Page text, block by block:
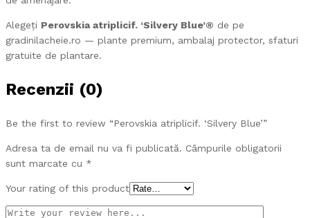
Alegeți Perovskia atriplicif. ‘Silvery Blue’® de pe
gradinilacheie.ro — plante premium, ambalaj protector, sfaturi
gratuite de plantare.
Recenzii (0)
Be the first to review “Perovskia atriplicif. ‘Silvery Blue’”
Adresa ta de email nu va fi publicată. Câmpurile obligatorii
sunt marcate cu *
Your rating of this product